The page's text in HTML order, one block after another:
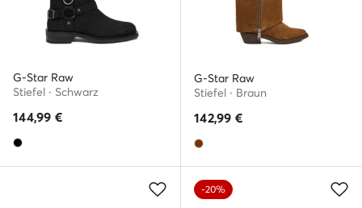
G-Star Raw
Stiefel · Schwarz
144,99 €
G-Star Raw
Stiefel · Braun
142,99 €
-20%